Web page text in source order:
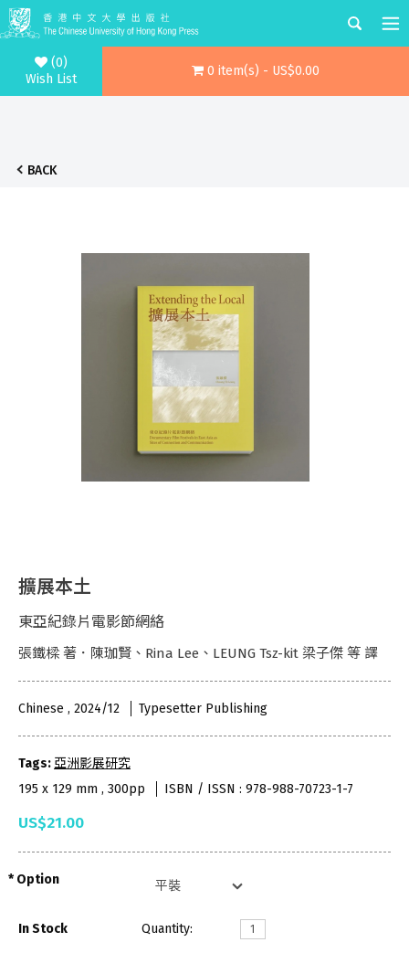
(0)
Wish List
0 item(s) - US$0.00
BACK
擴展本土
東亞紀錄片電影節網絡
張鐵樑 著．陳珈賢、Rina Lee、LEUNG Tsz-kit 梁子傑 等 譯
Chinese , 2024/12 Typesetter Publishing
Tags:亞洲影展研究
195 x 129 mm , 300pp
ISBN / ISSN : 978-988-70723-1-7
US$21.00
Option
In Stock Quantity: